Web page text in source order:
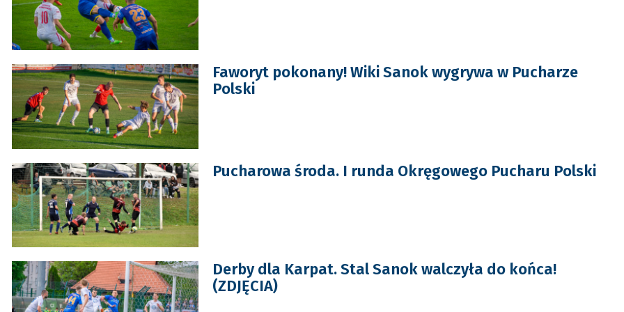
Faworyt pokonany! Wiki Sanok wygrywa w Pucharze
Polski
Pucharowa środa. I runda Okręgowego Pucharu Polski
Derby dla Karpat. Stal Sanok walczyła do końca!
(ZDJĘCIA)